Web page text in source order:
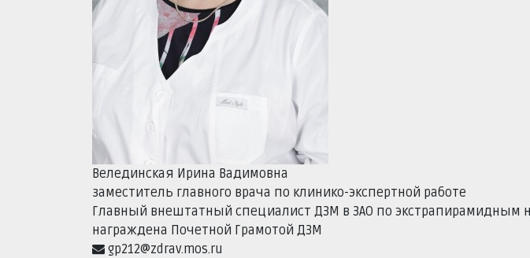
Велединская Ирина Вадимовна
заместитель главного врача по клинико-экспертной работе
Главный внештатный специалист ДЗМ в ЗАО по экстрапирамидным
награждена Почетной Грамотой ДЗМ
gp212@zdrav.mos.ru